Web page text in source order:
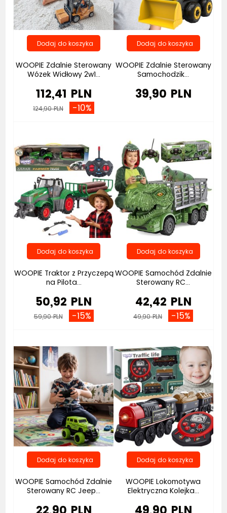
WOOPIE Zdalnie Sterowany
Wózek Widłowy 2w1...
112,41 PLN
124,90 PLN -10%
WOOPIE Zdalnie Sterowany
Samochodzik...
39,90 PLN
WOOPIE Traktor z Przyczepą
na Pilota...
50,92 PLN
59,90 PLN -15%
WOOPIE Samochód Zdalnie
Sterowany RC...
42,42 PLN
49,90 PLN -15%
WOOPIE Samochód Zdalnie
Sterowany RC Jeep...
WOOPIE Lokomotywa
Elektryczna Kolejka...